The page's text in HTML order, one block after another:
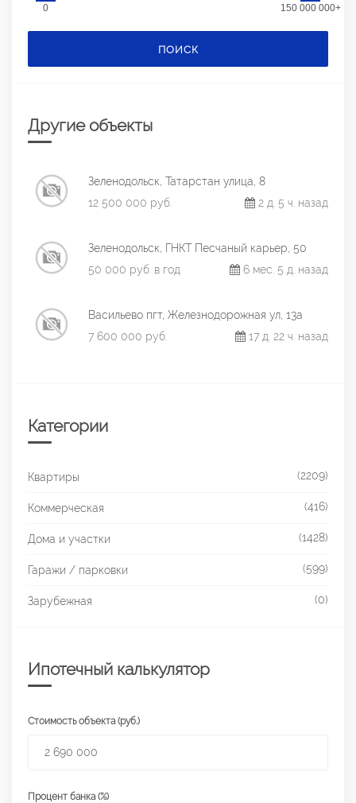
0 150 000 000+
ПОИСК
Другие объекты
Зеленодольск, Татарстан улица, 8
12 500 000 руб.
2 д. 5 ч. назад
Зеленодольск, ГНКТ Песчаный карьер, 50
50 000 руб. в год
6 мес. 5 д. назад
Васильево пгт, Железнодорожная ул, 13а
7 600 000 руб.
17 д. 22 ч. назад
Категории
Квартиры (2209)
Коммерческая (416)
Дома и участки (1428)
Гаражи / парковки (599)
Зарубежная (0)
Ипотечный калькулятор
Стоимость объекта (руб.)
Процент банка (%)